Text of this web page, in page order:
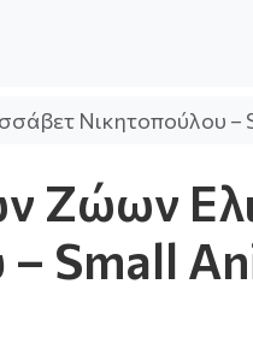
Νικητοπούλου
Ζώων
– Small